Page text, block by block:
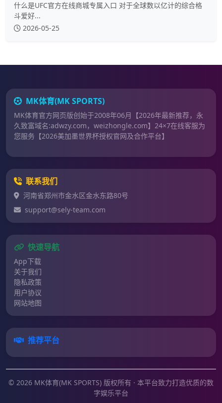
什么是UFC官方在线商城专属入口 对于全球数以亿计的综合格
斗爱好...
2026-05-25
MK体育(MK SPORTS)
MK体育官方网页版创始于2008年06月【2026年最新推荐，永
久致富域名:adwzy.com，weizhongle.com】24×7在线客服为
您服务【2026美加墨世界杯授权官网及合作平台】
联系我们
河南省郑州市金水区金水东路80号
support@sely-team.com
快速导航
App下载
关于我们
隐私政策
用户协议
网站地图
推荐平台
© 2026 MK体育(MK SPORTS) 版权所有 · 本平台致力打造优质的数
字娱乐平台